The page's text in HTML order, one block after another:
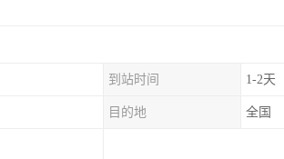
到站时间 1-2天
目的地 全国